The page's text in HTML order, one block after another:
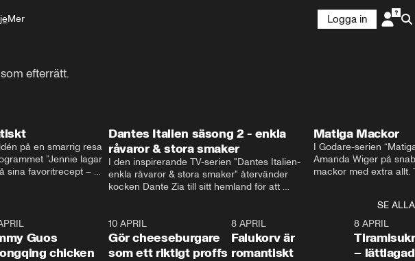
Mer
Logga in
efterrätt.
på en smarrig resa
”Jennie lagar
sina favoritrecept –
Dantes Italien säsong 2 - enkla
råvaror & stora smaker
I den inspirerande TV-serien "Dantes Italien-
enkla råvaror & stora smaker" återvänder
kocken Dante Zia till sitt hemland för att
Dante regionen Emilia-Romagna och staden
Parma, där han upptäcker den genuina
matfilosofin Cucina Povera.
Matiga Mackor
I Godare-serien
Amanda Wiger på
mackor med extra allt.
italiensk variant med
festliga snittar som
SE ALLA
Guos
chicken
2:04
10 APRIL
Gör cheeseburgare
som ett riktigt proffs
0:43
8 APRIL
Falukorv är
romantiskt
8 APRIL
–